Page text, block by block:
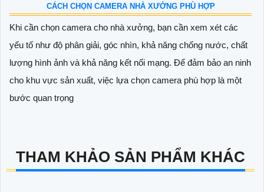
CÁCH CHỌN CAMERA NHÀ XƯỞNG PHÙ HỢP
Khi cần chọn camera cho nhà xưởng, bạn cần xem xét các
yếu tố như độ phân giải, góc nhìn, khả năng chống nước, chất
lượng hình ảnh và khả năng kết nối mạng. Để đảm bảo an ninh
cho khu vực sản xuất, việc lựa chọn camera phù hợp là một
bước quan trọng
THAM KHẢO SẢN PHẨM KHÁC